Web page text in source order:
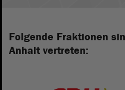
Folgende Fraktionen
Anhalt vertreten: